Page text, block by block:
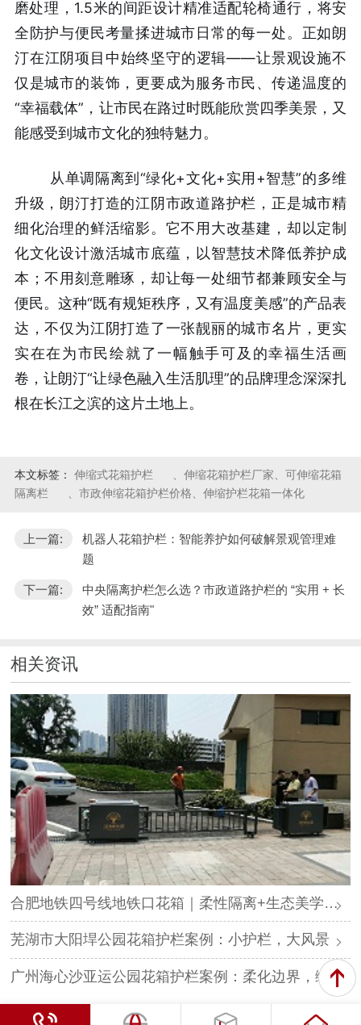
磨处理，1.5米的间距设计精准适配轮椅通行，将安
全防护与便民考量揉进城市日常的每一处。正如朗
汀在江阴项目中始终坚守的逻辑——让景观设施不
仅是城市的装饰，更要成为服务市民、传递温度的
“幸福载体”，让市民在路过时既能欣赏四季美景，又
能感受到城市文化的独特魅力。
从单调隔离到“绿化+文化+实用+智慧”的多维
升级，朗汀打造的江阴市政道路护栏，正是城市精
细化治理的鲜活缩影。它不用大改基建，却以定制
化文化设计激活城市底蕴，以智慧技术降低养护成
本；不用刻意雕琢，却让每一处细节都兼顾安全与
便民。这种“既有规矩秩序，又有温度美感”的产品表
达，不仅为江阴打造了一张靓丽的城市名片，更实
实在在为市民绘就了一幅触手可及的幸福生活画
卷，让朗汀“让绿色融入生活肌理”的品牌理念深深扎
根在长江之滨的这片土地上。
本文标签： 伸缩式花箱护栏
、伸缩花箱护栏厂家、可伸缩花箱
隔离栏
、市政伸缩花箱护栏价格、伸缩护栏花箱一体化
上一篇:
机器人花箱护栏：智能养护如何破解景观管理难
题
下一篇:
中央隔离护栏怎么选？市政道路护栏的 “实用 + 长
效” 适配指南"
相关资讯
合肥地铁四号线地铁口花箱｜柔性隔离+生态美学，打造城市绿色归家路
芜湖市大阳垾公园花箱护栏案例：小护栏，大风景
广州海心沙亚运公园花箱护栏案例：柔化边界，绿意共生